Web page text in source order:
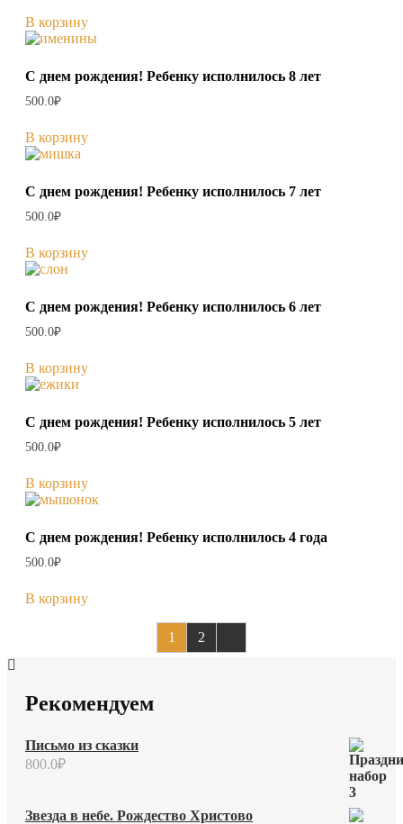
В корзину
С днем рождения! Ребенку исполнилось 8 лет
500.0₽
В корзину
С днем рождения! Ребенку исполнилось 7 лет
500.0₽
В корзину
С днем рождения! Ребенку исполнилось 6 лет
500.0₽
В корзину
С днем рождения! Ребенку исполнилось 5 лет
500.0₽
В корзину
С днем рождения! Ребенку исполнилось 4 года
500.0₽
В корзину
1 2
Рекомендуем
Письмо из сказки
800.0₽
Звезда в небе. Рождество Христово